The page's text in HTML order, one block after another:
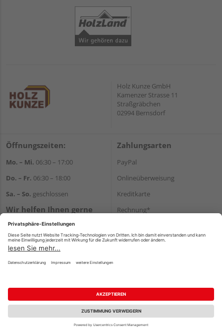
Fachberatung
Holz Kunze GmbH
Kamenzer Strasse 11
Straßgräbchen
02994 Bernsdorf
Öffnungszeiten:
Mo. – Mi. 06:30 – 17:00
Do. – Fr. 06:30 – 18:00
Sa. – So. geschlossen
Wir helfen Ihnen gerne
weiter
+49 35723 23123
E-Mail:info@holz-kunze.de
Zahlungsarten
PayPal
Onlineüberweisung
Kreditkarte
Rechnung*
Versand
Impressum AGB Widerruf
Datenschutz
Reservierungsbedingungen
Vertrag widerrufen